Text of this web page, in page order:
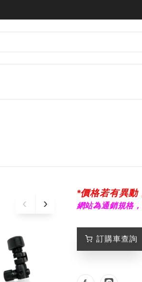
*價格若有異動
網站為通銷規格
訂購車查詢